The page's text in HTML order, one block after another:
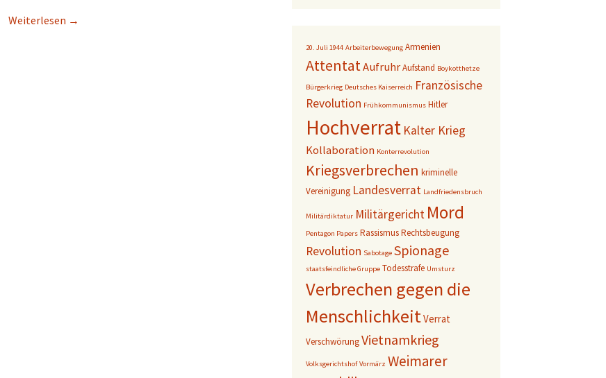
Weiter­le­sen →
20. Juli 1944 Arbeiterbewegung Armenien
AttentatAufruhrAufstand Boykotthetze
Bürgerkrieg Deutsches Kaiserreich Französische
Revolution Frühkommunismus Hitler
Hochverrat Kalter Krieg
Kollaboration Konterrevolution
Kriegsverbrechen kriminelle
Vereinigung Landesverrat Landfriedensbruch
Militärdiktatur Militärgericht Mord
Pentagon Papers RassismusRechtsbeugung
Revolution Sabotage Spionage
staatsfeindliche Gruppe Todesstrafe Umsturz
Verbrechen gegen die
MenschlichkeitVerrat
VerschwörungVietnamkrieg
Volksgerichtshof Vormärz Weimarer